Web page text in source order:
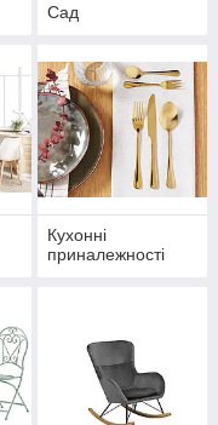
Сад
Кухонні
приналежності